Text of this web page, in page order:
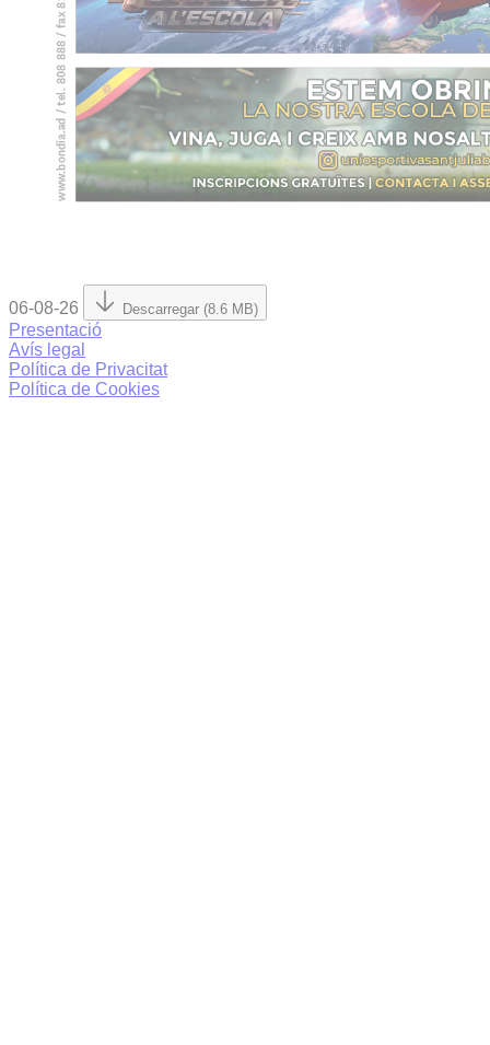
06-08-26 Descarregar (8.6 MB)
Presentació
Avís legal
Política de Privacitat
Política de Cookies